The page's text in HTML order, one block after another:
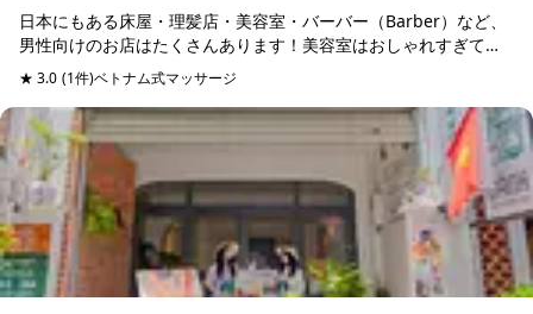
日本にもある床屋・理髪店・美容室・バーバー（Barber）など、
男性向けのお店はたくさんあります！美容室はおしゃれすぎて入
りにくい。髭を剃りたい。など用途によって男性向けのお店もで
きています！同...
★ 3.0 (1件)ベトナム式マッサージ